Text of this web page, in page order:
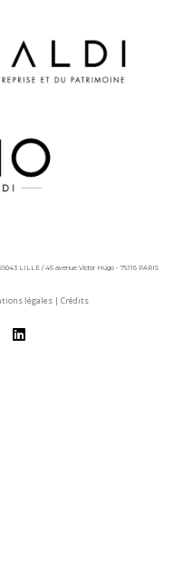
LILLE / 45 avenue Victor Hugo - 75116 PARIS
légales | Crédits